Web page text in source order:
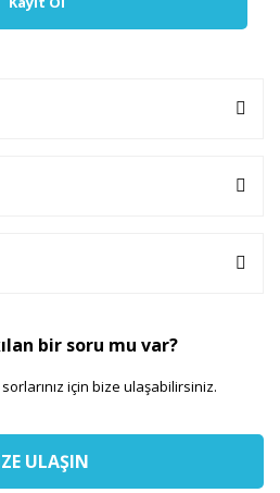
bir soru mu var?
için bize ulaşabilirsiniz.
ULAŞIN